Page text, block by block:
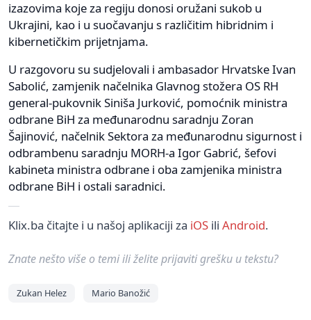
izazovima koje za regiju donosi oružani sukob u
Ukrajini, kao i u suočavanju s različitim hibridnim i
kibernetičkim prijetnjama.
U razgovoru su sudjelovali i ambasador Hrvatske Ivan
Sabolić, zamjenik načelnika Glavnog stožera OS RH
general-pukovnik Siniša Jurković, pomoćnik ministra
odbrane BiH za međunarodnu saradnju Zoran
Šajinović, načelnik Sektora za međunarodnu sigurnost i
odbrambenu saradnju MORH-a Igor Gabrić, šefovi
kabineta ministra odbrane i oba zamjenika ministra
odbrane BiH i ostali saradnici.
Klix.ba čitajte i u našoj aplikaciji za iOS ili Android.
Znate nešto više o temi ili želite prijaviti grešku u tekstu?
Zukan Helez Mario Banožić